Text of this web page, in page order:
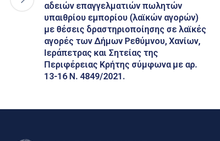
αδειών επαγγελματιών πωλητών
υπαιθρίου εμπορίου (λαϊκών αγορών)
με θέσεις δραστηριοποίησης σε λαϊκές
αγορές των Δήμων Ρεθύμνου, Χανίων,
Ιεράπετρας και Σητείας της
Περιφέρειας Κρήτης σύμφωνα με αρ.
13-16 Ν. 4849/2021.